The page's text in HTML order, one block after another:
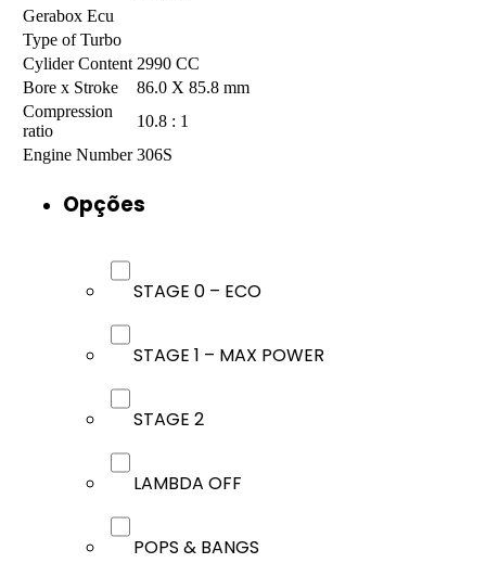
Gerabox Ecu
Type of Turbo
Cylider Content 2990 CC
Bore x Stroke
86.0 X 85.8 mm
Compression
ratio
10.8 : 1
Engine Number 306S
Opções
STAGE 0 – ECO
STAGE 1 – MAX POWER
STAGE 2
LAMBDA OFF
POPS & BANGS